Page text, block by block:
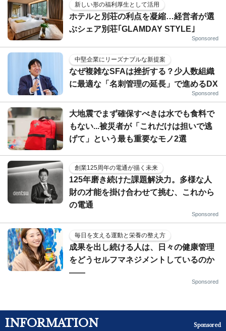
新しい形の福利厚生として活用
ホテルと別荘の利点を凝縮…経営者が選
ぶシェア別荘｢GLAMDAY STYLE｣
Sponsored
中堅企業にリーズナブルな新提案
なぜ複雑なSFAは挫折する？少人数組織
に最適な「名刺管理の延長」で進めるDX
Sponsored
大地震でまず確保すべきは水でも食料で
もない...被災者が「これだけは担いで逃
げて」という最も重要なモノ2選
創業125周年の電通が描く未来
125年磨き続けた課題解決力。多様な人
財の才能を掛け合わせて挑む、これから
の電通
Sponsored
毎日を支える運動と栄養の整え方
成果を出し続ける人は、日々の健康管理
をどうセルフマネジメントしているのか
——
Sponsored
INFORMATION Sponsored